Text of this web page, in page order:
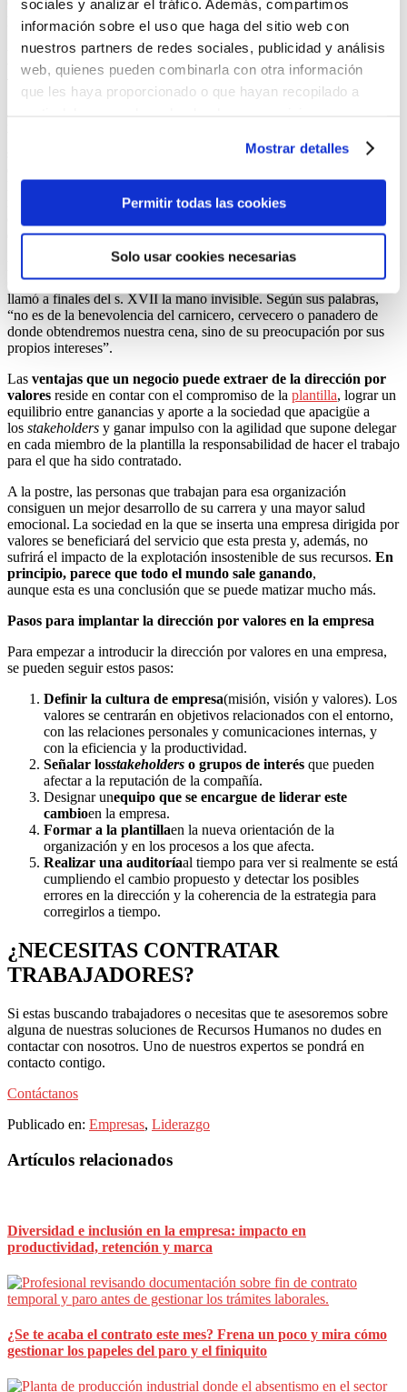
sociales y analizar el tráfico. Además, compartimos
información sobre el uso que haga del sitio web con
nuestros partners de redes sociales, publicidad y análisis
web, quienes pueden combinarla con otra información
que les haya proporcionado o que hayan recopilado a
“Permitir todas las cookies”, rechazarlas todas salvo las
estrictamente técnicas pulsando el botón “Solo usar
cookies necesarias” o seleccionar aquellas para las que
presta su consentimiento pulsando el botón “Permitir
Consulta nuestraPolítica de Cookies
momento en el botón que aparece en la esquina
izquierda de la página.
Mostrar detalles
Permitir todas las cookies
Solo usar cookies necesarias
personal y el deseo de pertenecer a la empresa.
La importancia de la dirección por
valores
sido definido en la misión, visión y valores de la compañía se pone
Esta forma humanista de llevar un negocio nace a finales de los años
noventa frente a la necesidad de tomaruna actitud distinta
empresarial.
No se trata solo de buenas intenciones. En este tipo de estrategia
está presente lo que el propio Adam Smith, padre del capitalismo,
llamó a finales del s. XVII la mano invisible. Según sus palabras,
“no es de la benevolencia del carnicero, cervecero o panadero de
donde obtendremos nuestra cena, sino de su preocupación por sus
propios intereses”.
Las ventajas que un negocio puede extraer de la dirección por
valores reside en contar con el compromiso de la plantilla, lograr un
equilibrio entre ganancias y aporte a la sociedad que apacigüe a
los stakeholders y ganar impulso con la agilidad que supone delegar
en cada miembro de la plantilla la responsabilidad de hacer el trabajo
para el que ha sido contratado.
A la postre, las personas que trabajan para esa organización
consiguen un mejor desarrollo de su carrera y una mayor salud
emocional. La sociedad en la que se inserta una empresa dirigida por
valores se beneficiará del servicio que esta presta y, además, no
sufrirá el impacto de la explotación insostenible de sus recursos. En
principio, parece que todo el mundo sale ganando,
aunque esta es una conclusión que se puede matizar mucho más.
Pasos para implantar la dirección por valores en la empresa
Para empezar a introducir la dirección por valores en una empresa,
se pueden seguir estos pasos:
Definir la cultura de empresa(misión, visión y valores). Los
valores se centrarán en objetivos relacionados con el entorno,
con las relaciones personales y comunicaciones internas, y
con la eficiencia y la productividad.
Señalar losstakeholders o grupos de interés que pueden
afectar a la reputación de la compañía.
Designar unequipo que se encargue de liderar este
cambioen la empresa.
Formar a la plantillaen la nueva orientación de la
organización y en los procesos a los que afecta.
Realizar una auditoríaal tiempo para ver si realmente se está
cumpliendo el cambio propuesto y detectar los posibles
errores en la dirección y la coherencia de la estrategia para
corregirlos a tiempo.
¿NECESITAS CONTRATAR
TRABAJADORES?
Si estas buscando trabajadores o necesitas que te asesoremos sobre
alguna de nuestras soluciones de Recursos Humanos no dudes en
contactar con nosotros. Uno de nuestros expertos se pondrá en
contacto contigo.
Contáctanos
Publicado en: Empresas, Liderazgo
Barra
Artículos relacionados
Diversidad e inclusión en la empresa: impacto en
productividad, retención y marca
¿Se te acaba el contrato este mes? Frena un poco y mira cómo
gestionar los papeles del paro y el finiquito